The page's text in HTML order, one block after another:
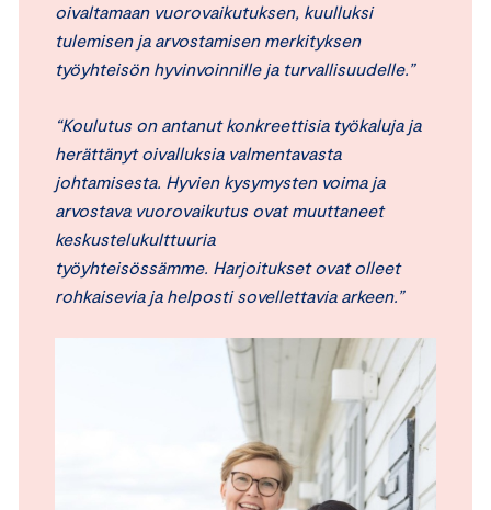
oivaltamaan vuorovaikutuksen, kuulluksi
tulemisen ja arvostamisen merkityksen
työyhteisön hyvinvoinnille ja turvallisuudelle.”
“Koulutus on antanut konkreettisia työkaluja ja
herättänyt oivalluksia valmentavasta
johtamisesta. Hyvien kysymysten voima ja
arvostava vuorovaikutus ovat muuttaneet
keskustelukulttuuria
työyhteisössämme. Harjoitukset ovat olleet
rohkaisevia ja helposti sovellettavia arkeen.”